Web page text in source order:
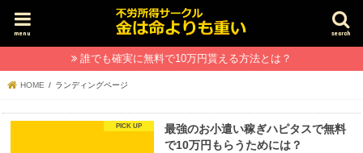
search
menu
誰でも確実に無料で10万円貰える方法とは？
HOME ランディングページ
最強のお小遣い稼ぎハピタスで無料
で10万円もらうためには？